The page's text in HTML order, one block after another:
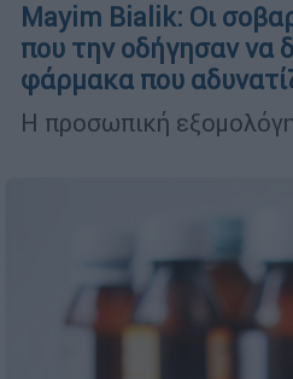
Mayim Bialik: Οι
που την οδήγησαν να
φάρμακα που
Η προσωπική